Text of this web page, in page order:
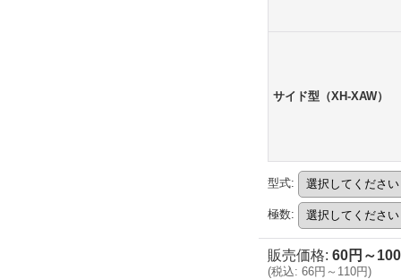
サイド型（XH-XAW）
型式:
極数:
販売価格: 60円～
(税込: 66円～110円)